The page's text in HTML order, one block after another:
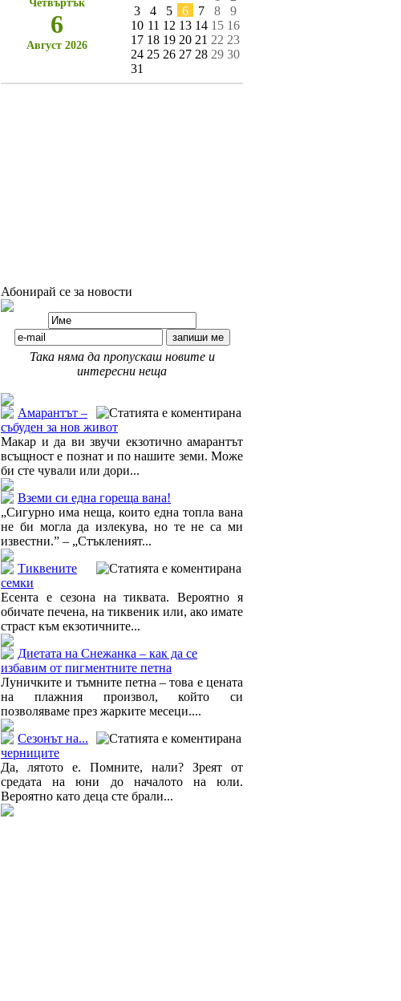
Четвъртък
6
Август 2026
3
4 5 6 7 8
9
10 11 12 13 14 15 16
17 18 19 20 21 22 23
24 25 26 27 28 29 30
31
Абонирай се за новости
Така няма да пропускаш новите и
интересни неща
Амарантът –
събуден за нов живот
Макар и да ви звучи екзотично амарантът
всъщност е познат и по нашите земи. Може
би сте чували или дори...
Вземи си една гореща вана!
„Сигурно има неща, които една топла вана
не би могла да излекува, но те не са ми
известни.” – „Стъкленият...
Тиквените
семки
Есента е сезона на тиквата. Вероятно я
обичате печена, на тиквеник или, ако имате
страст към екзотичните...
Диетата на Снежанка – как да се
избавим от пигментните петна
Луничките и тъмните петна – това е цената
на плажния произвол, който си
позволяваме през жарките месеци....
Сезонът на...
черниците
Да, лятото е. Помните, нали? Зреят от
средата на юни до началото на юли.
Вероятно като деца сте брали...